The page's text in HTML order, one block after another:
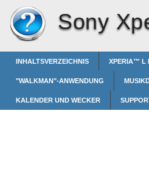
Sony
INHALTSVERZEICHNIS XPERIA™‎ L
"WALKMAN"-ANWENDUNG
KALENDER UND WECKER